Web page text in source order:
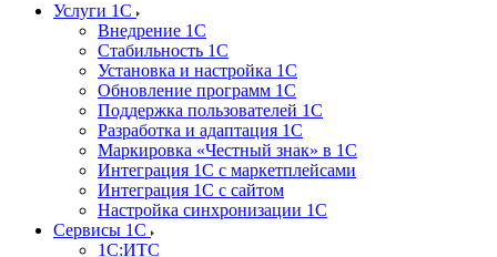
Услуги 1С
Внедрение 1С
Стабильность 1С
Установка и настройка 1С
Обновление программ 1С
Поддержка пользователей 1С
Разработка и адаптация 1С
Маркировка «Честный знак» в 1С
Интеграция 1С с маркетплейсами
Интеграция 1С с сайтом
Настройка синхронизации 1С
Сервисы 1С
1С:ИТС